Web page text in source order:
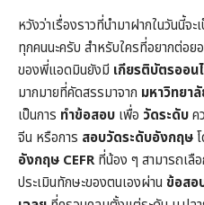
หวังว่าเรื่องราวที่นำมาฝากในวันนี้จ
ทุกคนนะครับ สำหรับใครที่อยากต่อย
ของพี่แอดมินยังมี เกียรติบัตรออน
มากมายที่คัดสรรมาจาก มหาวิทยา
เป็นการ ทำข้อสอบ เพื่อ วัดระดับค
จีน หรือการ สอบวัดระดับอังกฤษ
อังกฤษ CEFRที่น้อง ๆ สามารถเลื
ประเมินทักษะของตนเองผ่าน ข้อสอ